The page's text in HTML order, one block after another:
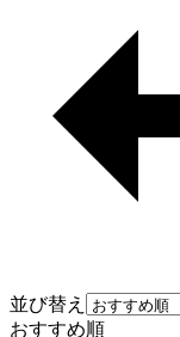
並び替え
おすすめ順